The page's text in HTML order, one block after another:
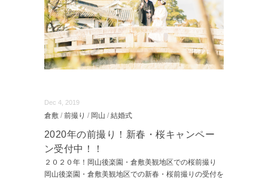
Dec 4, 2019
倉敷 / 前撮り / 岡山 / 結婚式
2020年の前撮り！新春・桜キャンペー
ン受付中！！
２０２０年！岡山後楽園・倉敷美観地区での桜前撮り
岡山後楽園・倉敷美観地区での新春・桜前撮りの受付を